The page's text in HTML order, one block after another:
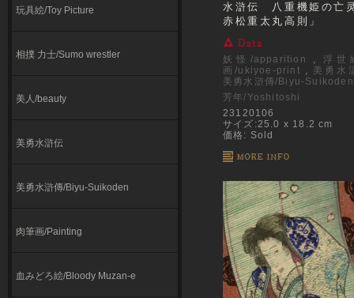
玩具絵/Toy Picture
相撲 力士/Sumo wrestler
美人/beauty
美勇水滸伝
美勇水滸傳/Biyu-Suikoden
肉筆画/Painting
血みどろ絵/Bloody Muzan-e
水滸伝 八重機姫の
赤松重太丸高則」
妖怪/apparition , 浮世
画/ukiyoe-print , 美勇水
美勇水滸傳/Biyu-Suikoden
芳年/Yoshitoshi
23120106
サイズ:25.0 x 18.2 cm
価格: Sold